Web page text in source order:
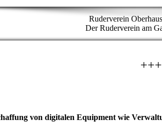
Ruderverein
Der Ruderverein am
von digitalen Equipment wie